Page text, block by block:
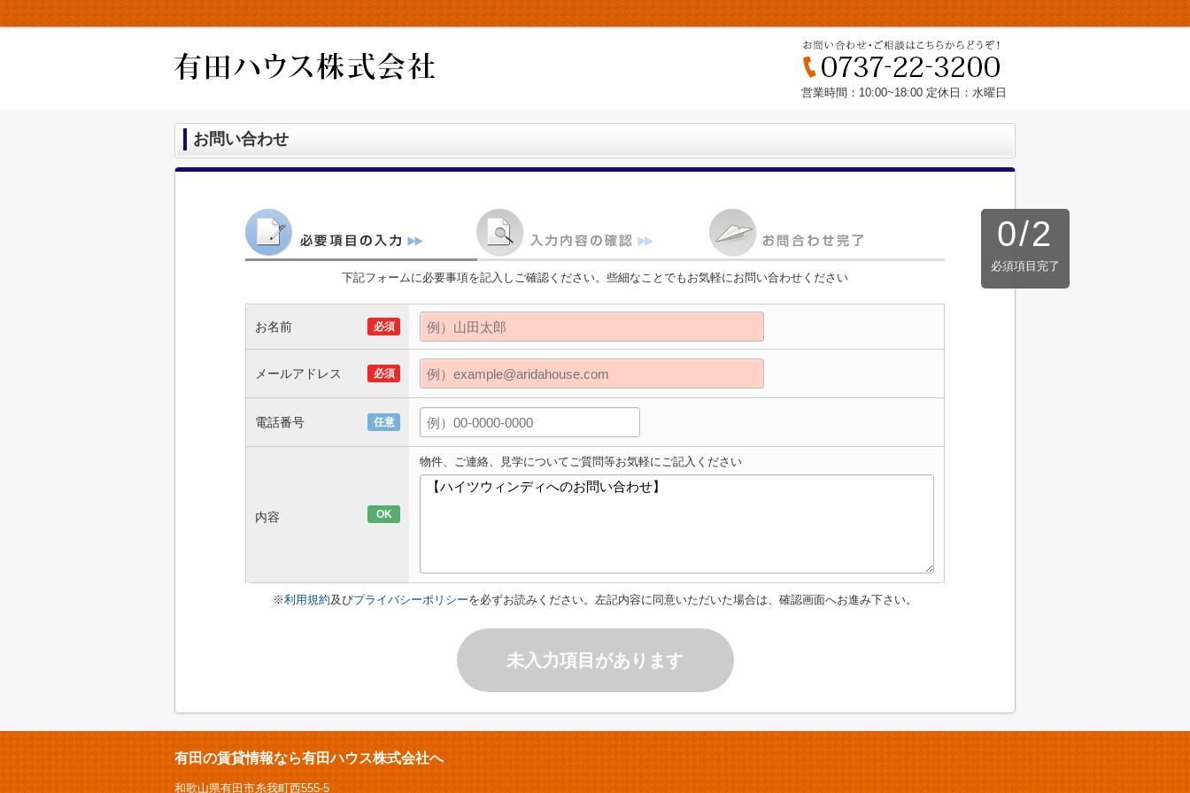
営業時間：10:00~18:00 定休日：水曜日
お問い合わせ
0/2
必須項目完了
下記フォームに必要事項を記入しご確認ください。些細なことでもお気軽にお問い合わせください
お名前 必須
メールアドレス 必須
電話番号 任意
内容 OK
物件、ご連絡、見学についてご質問等お気軽にご記入ください
※利用規約及びプライバシーポリシーを必ずお読みください。左記内容に同意いただいた場合は、確認画面へお進み下さい。
未入力項目があります
有田の賃貸情報なら有田ハウス株式会社へ
和歌山県有田市糸我町西555-5